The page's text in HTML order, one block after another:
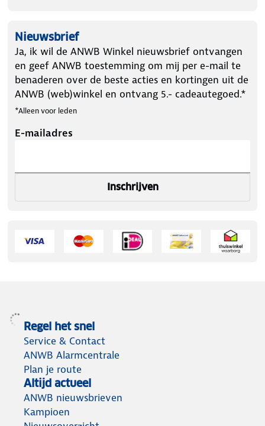
Nieuwsbrief
Ja, ik wil de ANWB Winkel nieuwsbrief ontvangen
en geef ANWB toestemming om mij per e-mail te
benaderen over de beste acties en kortingen uit de
ANWB (web)winkel en ontvang 5.- cadeautegoed.*
*Alleen voor leden
E-mailadres
Inschrijven
Regel het snel
Service & Contact
ANWB Alarmcentrale
Plan je route
Altijd actueel
ANWB nieuwsbrieven
Kampioen